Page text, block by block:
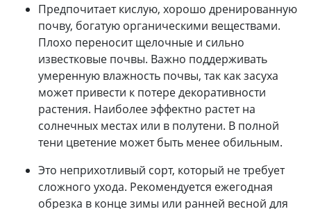
Предпочитает кислую, хорошо дренированную
почву, богатую органическими веществами.
Плохо переносит щелочные и сильно
известковые почвы. Важно поддерживать
умеренную влажность почвы, так как засуха
может привести к потере декоративности
растения. Наиболее эффектно растет на
солнечных местах или в полутени. В полной
тени цветение может быть менее обильным.
Это неприхотливый сорт, который не требует
сложного ухода. Рекомендуется ежегодная
обрезка в конце зимы или ранней весной для